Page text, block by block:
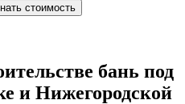
бань под
и Нижегородской